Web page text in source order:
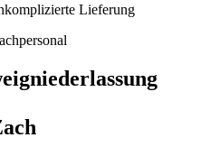
Lieferung